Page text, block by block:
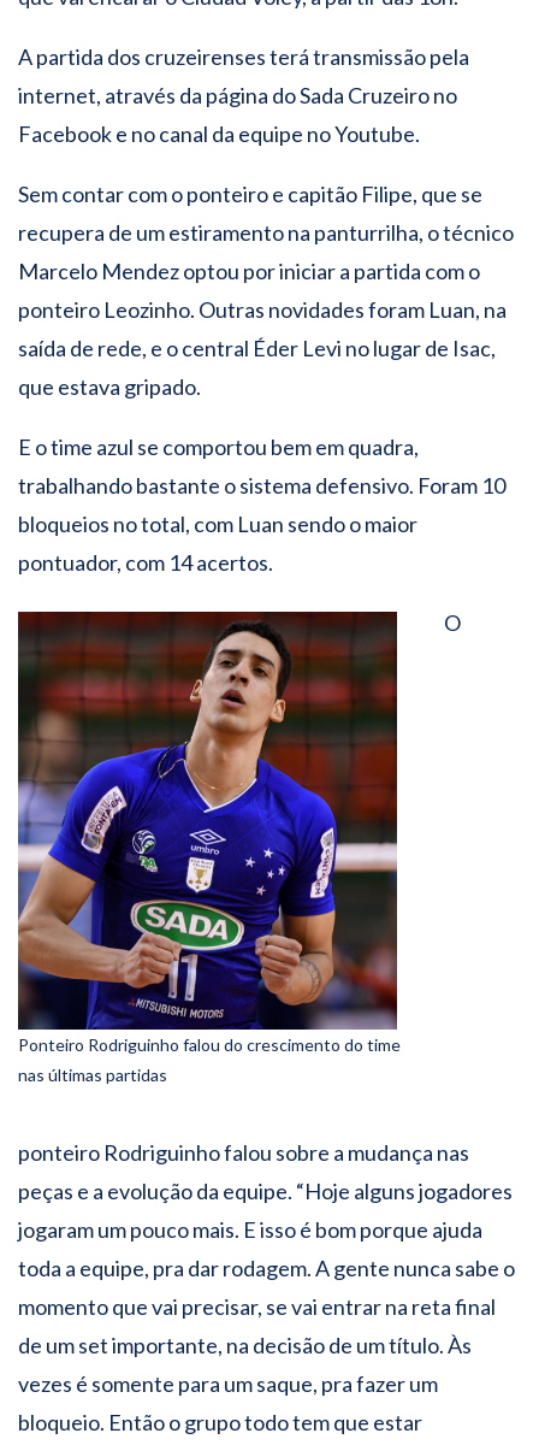
A partida dos cruzeirenses terá transmissão pela
internet, através da página do Sada Cruzeiro no
Facebook e no canal da equipe no Youtube.
Sem contar com o ponteiro e capitão Filipe, que se
recupera de um estiramento na panturrilha, o técnico
Marcelo Mendez optou por iniciar a partida com o
ponteiro Leozinho. Outras novidades foram Luan, na
saída de rede, e o central Éder Levi no lugar de Isac,
que estava gripado.
E o time azul se comportou bem em quadra,
trabalhando bastante o sistema defensivo. Foram 10
bloqueios no total, com Luan sendo o maior
pontuador, com 14 acertos.
Ponteiro Rodriguinho falou do crescimento do time
nas últimas partidas
O
ponteiro Rodriguinho falou sobre a mudança nas
peças e a evolução da equipe. “Hoje alguns jogadores
jogaram um pouco mais. E isso é bom porque ajuda
toda a equipe, pra dar rodagem. A gente nunca sabe o
momento que vai precisar, se vai entrar na reta final
de um set importante, na decisão de um título. Às
vezes é somente para um saque, pra fazer um
bloqueio. Então o grupo todo tem que estar